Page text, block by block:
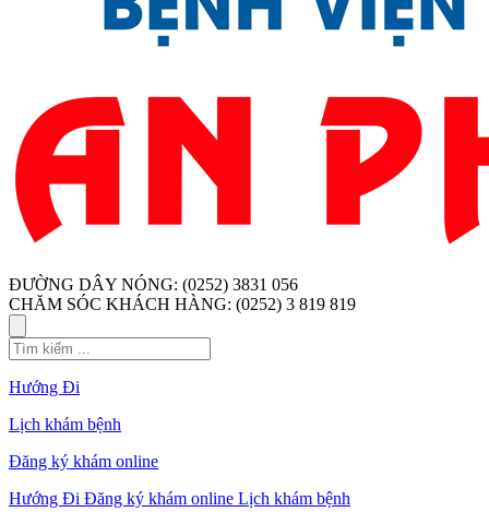
ĐƯỜNG DÂY NÓNG: (0252) 3831 056
CHĂM SÓC KHÁCH HÀNG: (0252) 3 819 819
Hướng Đi
Lịch khám bệnh
Đăng ký khám online
Hướng Đi Đăng ký khám online Lịch khám bệnh